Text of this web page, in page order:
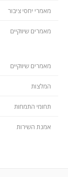
מאמרי יחסי ציבור
מאמרים שיווקיים
מאמרים שיווקיים
המלצות
תחומי התמחות
אמנת השירות